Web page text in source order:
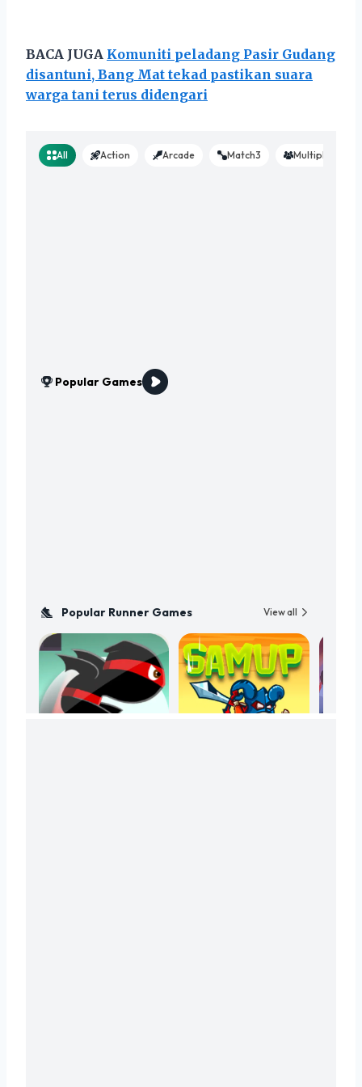
BACA JUGA Komuniti peladang Pasir Gudang
disantuni, Bang Mat tekad pastikan suara
warga tani terus didengari